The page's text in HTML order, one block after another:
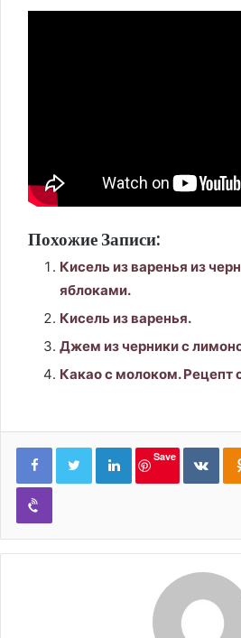
Похожие Записи:
Кисель из варенья из
яблоками.
Кисель из варенья.
Джем из черники с
Какао с молоком. Рецепт
LinkedIn
Save
Viber